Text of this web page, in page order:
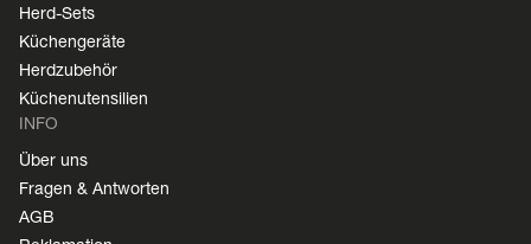
Herd-Sets
Küchengeräte
Herdzubehör
Küchenutensilien
INFO
Über uns
Fragen & Antworten
AGB